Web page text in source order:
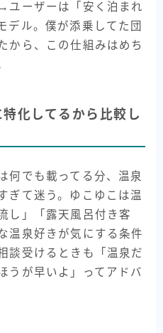
ユーザーは「安く泊まれ
デル。僕が添乗してた団
から、この仕組みはめち
化してるから比較し
何でも載ってる分、温泉
ぎて迷う。ゆこゆこは温
し」「露天風呂付き客
温泉好きが気にする条件
談受けるときも「温泉だ
うが早いよ」ってアドバ